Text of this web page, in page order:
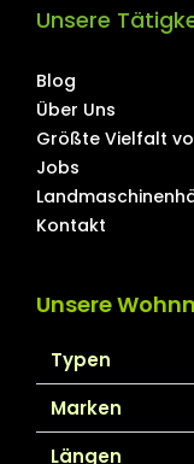
Unsere
Blog
Über Uns
Größte Vielfalt
Jobs
Kontakt
Unsere
Typen
Marken
Längen